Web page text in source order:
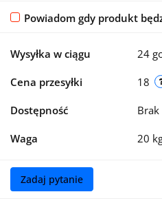
Powiadom gdy produkt
Wysyłka w ciągu 24
Cena przesyłki 18
Dostępność
Waga 20
Zadaj pytanie